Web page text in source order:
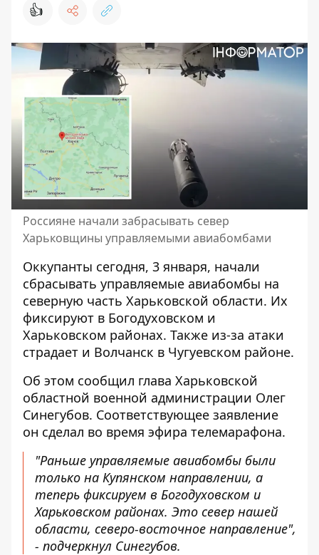
👍
Россияне начали забрасывать север
Харьковщины управляемыми авиабомбами
Оккупанты сегодня, 3 января, начали
сбрасывать управляемые авиабомбы на
северную часть Харьковской области. Их
фиксируют в Богодуховском и
Харьковском районах. Также из-за атаки
страдает и Волчанск в Чугуевском районе.
Об этом сообщил глава Харьковской
областной военной администрации Олег
Синегубов. Соответствующее заявление
он сделал во время эфира телемарафона.
"Раньше управляемые авиабомбы были
только на Купянском направлении, а
теперь фиксируем в Богодуховском и
Харьковском районах. Это север нашей
области, северо-восточное направление",
- подчеркнул Синегубов.